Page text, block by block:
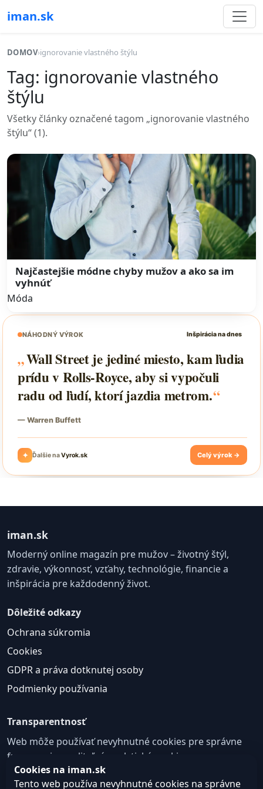
iman.sk
DOMOV›ignorovanie vlastného štýlu
Tag: ignorovanie vlastného
štýlu
Všetky články označené tagom „ignorovanie vlastného
štýlu“ (1).
Najčastejšie módne chyby mužov a ako sa im
vyhnúť
Móda
iman.sk
Moderný online magazín pre mužov – životný štýl,
zdravie, výkonnosť, vzťahy, technológie, financie a
inšpirácia pre každodenný život.
Dôležité odkazy
Ochrana súkromia
Cookies
GDPR a práva dotknutej osoby
Podmienky používania
Transparentnosť
Web môže používať nevyhnutné cookies pre správne
fungovanie a voliteľné analytické cookies na
zlepšovanie obsahu a používateľskej skúsenosti.
Cookies na iman.sk
Tento web používa nevyhnutné cookies na správne